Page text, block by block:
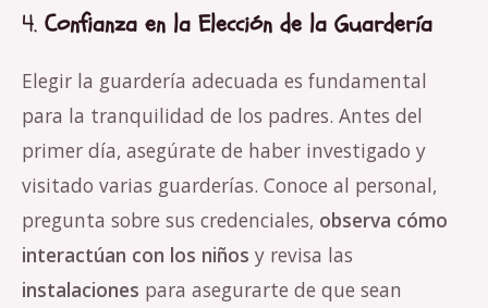
4. Confianza en la Elección de la Guardería
Elegir la guardería adecuada es fundamental
para la tranquilidad de los padres. Antes del
primer día, asegúrate de haber investigado y
visitado varias guarderías. Conoce al personal,
pregunta sobre sus credenciales, observa cómo
interactúan con los niños y revisa las
instalaciones para asegurarte de que sean